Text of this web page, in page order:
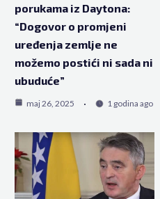
porukama iz Daytona:
“Dogovor o promjeni
uređenja zemlje ne
možemo postići ni sada ni
ubuduće”
maj 26, 2025 1 godina ago